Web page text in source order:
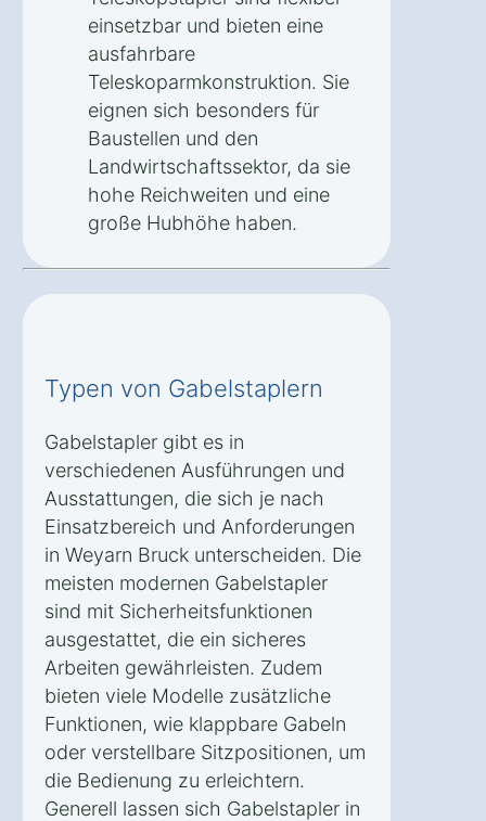
einsetzbar und bieten eine
ausfahrbare
Teleskoparmkonstruktion. Sie
eignen sich besonders für
Baustellen und den
Landwirtschaftssektor, da sie
hohe Reichweiten und eine
große Hubhöhe haben.
Typen von Gabelstaplern
Gabelstapler gibt es in
verschiedenen Ausführungen und
Ausstattungen, die sich je nach
Einsatzbereich und Anforderungen
in Weyarn Bruck unterscheiden. Die
meisten modernen Gabelstapler
sind mit Sicherheitsfunktionen
ausgestattet, die ein sicheres
Arbeiten gewährleisten. Zudem
bieten viele Modelle zusätzliche
Funktionen, wie klappbare Gabeln
oder verstellbare Sitzpositionen, um
die Bedienung zu erleichtern.
Generell lassen sich Gabelstapler in